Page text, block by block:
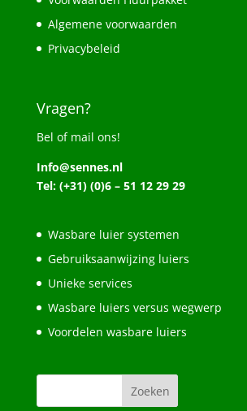
Algemene voorwaarden
Privacybeleid
Vragen?
Bel of mail ons!
Info@sennes.nl
Tel: (+31) (0)6 – 51 12 29 29
Wasbare luier systemen
Gebruiksaanwijzing luiers
Unieke services
Wasbare luiers versus wegwerp
Voordelen wasbare luiers